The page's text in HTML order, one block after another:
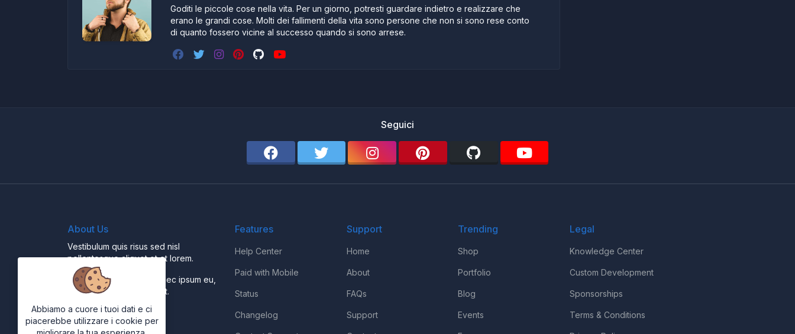
Goditi le piccole cose nella vita. Per un giorno, potresti guardare indietro e realizzare che
erano le grandi cose. Molti dei fallimenti della vita sono persone che non si sono rese conto
di quanto fossero vicine al successo quando si sono arrese.
Seguici
About Us
Vestibulum quis risus sed nisl
pellentesque aliquet et et lorem.
Fusce nibh nisl, gravida nec ipsum eu,
feugiat condimentum velit.
Features
Help Center
Paid with Mobile
Status
Changelog
Support
Home
About
FAQs
Support
Trending
Shop
Portfolio
Blog
Events
Legal
Knowledge Center
Custom Development
Sponsorships
Terms & Conditions
Abbiamo a cuore i tuoi dati e ci
piacerebbe utilizzare i cookie per